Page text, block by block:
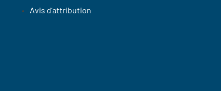
Avis d’attribution